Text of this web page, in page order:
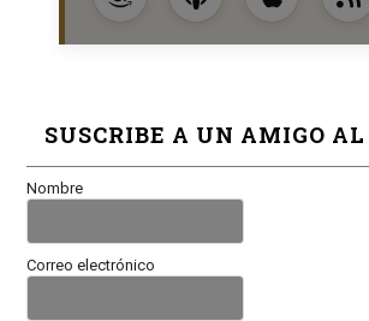
SUSCRIBE A UN AMIGO
Nombre
Correo electrónico